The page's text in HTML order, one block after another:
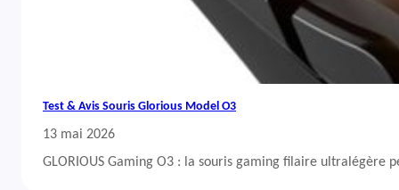
Test & Avis Souris Glorious Model O3
13 mai 2026
GLORIOUS Gaming O3 : la souris gaming filaire ultralégère